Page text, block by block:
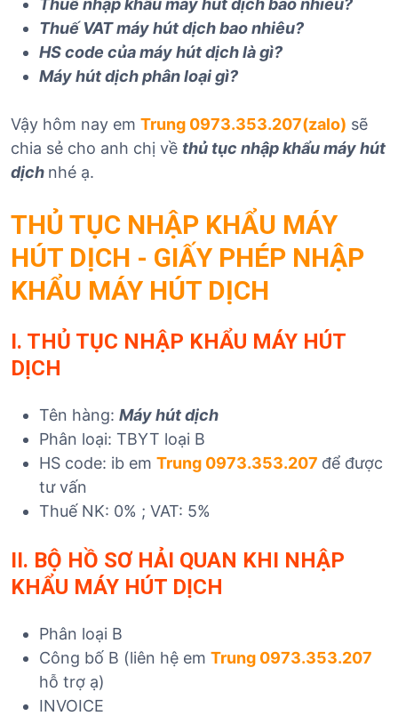
Thuế nhập khẩu máy hút dịch bao nhiêu?
Thuế VAT máy hút dịch bao nhiêu?
HS code của máy hút dịch là gì?
Máy hút dịch phân loại gì?
Vậy hôm nay em Trung 0973.353.207(zalo) sẽ
chia sẻ cho anh chị về thủ tục nhập khẩu máy hút
dịch nhé ạ.
THỦ TỤC NHẬP KHẨU MÁY
HÚT DỊCH - GIẤY PHÉP NHẬP
KHẨU MÁY HÚT DỊCH
I. THỦ TỤC NHẬP KHẨU MÁY HÚT
DỊCH
Tên hàng: Máy hút dịch
Phân loại: TBYT loại B
HS code: ib em Trung 0973.353.207 để được
tư vấn
Thuế NK: 0% ; VAT: 5%
II. BỘ HỒ SƠ HẢI QUAN KHI NHẬP
KHẨU MÁY HÚT DỊCH
Phân loại B
Công bố B (liên hệ em Trung 0973.353.207
hỗ trợ ạ)
INVOICE